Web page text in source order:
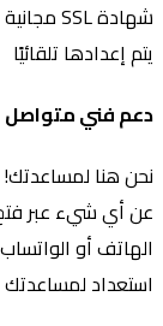
يتم إعدادها تلقائيًا
دعم فني متواصل
نحن هنا لمساعدتك!
عن أي شيء عبر فتح
الهاتف أو
استعداد لمساعدتك